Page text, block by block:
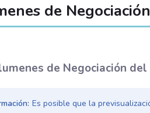
de
de Negociación
Es posible que la